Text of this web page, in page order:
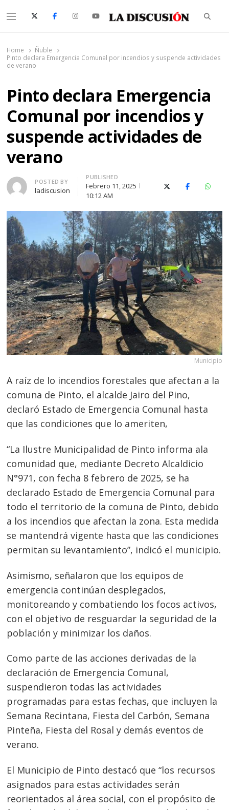
Menu
Home
Ñuble
Pinto declara Emergencia Comunal por incendios y suspende actividades
de verano
Pinto declara Emergencia
Comunal por incendios y
suspende actividades de
verano
Author
POSTED BY
ladiscusion
PUBLISHED
Febrero 11, 2025
10:12 AM
X (Twitter)Facebook
Municipio
A raíz de lo incendios forestales que afectan a la
comuna de Pinto, el alcalde Jairo del Pino,
declaró Estado de Emergencia Comunal hasta
que las condiciones que lo ameriten,
“La Ilustre Municipalidad de Pinto informa ala
comunidad que, mediante Decreto Alcaldicio
N°971, con fecha 8 febrero de 2025, se ha
declarado Estado de Emergencia Comunal para
todo el territorio de la comuna de Pinto, debido
a los incendios que afectan la zona. Esta medida
se mantendrá vigente hasta que las condiciones
permitan su levantamiento”, indicó el municipio.
Asimismo, señalaron que los equipos de
emergencia continúan desplegados,
monitoreando y combatiendo los focos activos,
con el objetivo de resguardar la seguridad de la
población y minimizar los daños.
Como parte de las acciones derivadas de la
declaración de Emergencia Comunal,
suspendieron todas las actividades
programadas para estas fechas, que incluyen la
Semana Recintana, Fiesta del Carbón, Semana
Pinteña, Fiesta del Rosal y demás eventos de
verano.
El Municipio de Pinto destacó que “los recursos
asignados para estas actividades serán
reorientados al área social, con el propósito de